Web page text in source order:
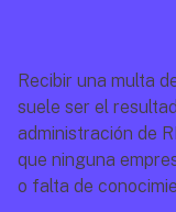
Recibir una multa
suele ser el
administración de
que ninguna
o falta de